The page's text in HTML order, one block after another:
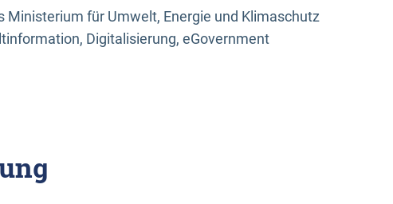
Ministerium für Umwelt, Energie und Klimaschutz
Digitalisierung, eGovernment